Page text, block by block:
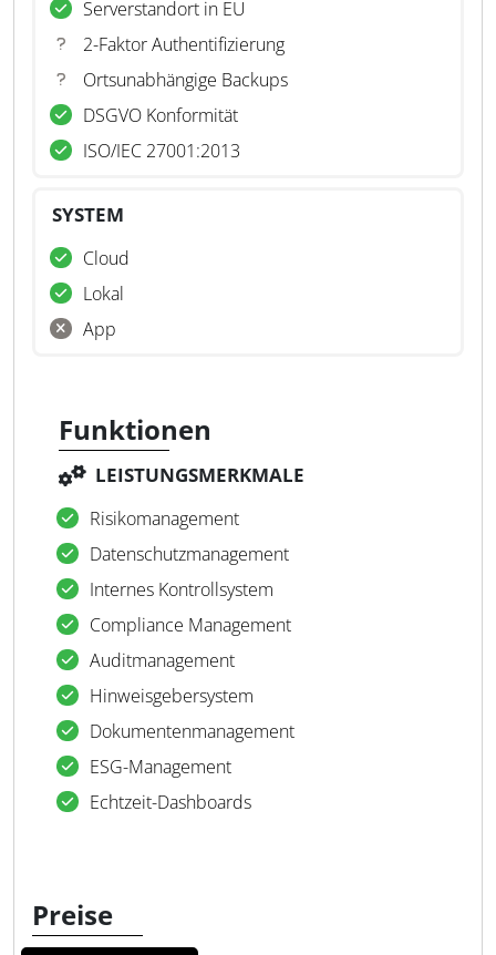
Serverstandort in EU
2-Faktor Authentifizierung
Ortsunabhängige Backups
DSGVO Konformität
ISO/IEC 27001:2013
SYSTEM
Cloud
Lokal
App
Funktionen
LEISTUNGSMERKMALE
Risikomanagement
Datenschutzmanagement
Internes Kontrollsystem
Compliance Management
Auditmanagement
Hinweisgebersystem
Dokumentenmanagement
ESG-Management
Echtzeit-Dashboards
Preise